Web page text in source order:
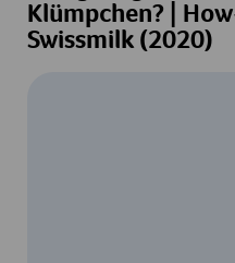
Klümpchen? |
Swissmilk (2020)